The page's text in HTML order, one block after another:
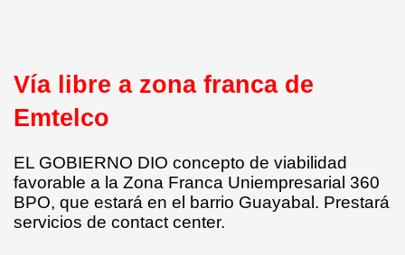
Vía libre a zona franca de
Emtelco
EL GOBIERNO DIO concepto de viabilidad
favorable a la Zona Franca Uniempresarial 360
BPO, que estará en el barrio Guayabal. Prestará
servicios de contact center.